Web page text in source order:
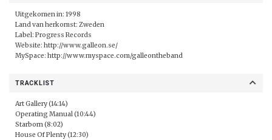
Uitgekomen in: 1998
Land van herkomst: Zweden
Label: Progress Records
Website: http://www.galleon.se/
MySpace: http://www.myspace.com/galleontheband
TRACKLIST
Art Gallery (14:14)
Operating Manual (10:44)
Starborn (8:02)
House Of Plenty (12:30)